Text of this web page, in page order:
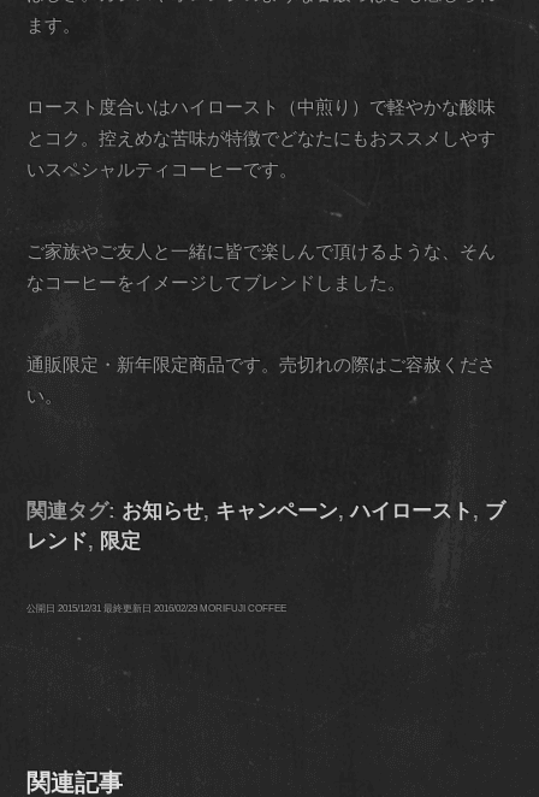
ます。
ロースト度合いはハイロースト（中煎り）で軽やかな酸味
とコク。控えめな苦味が特徴でどなたにもおススメしやす
いスペシャルティコーヒーです。
ご家族やご友人と一緒に皆で楽しんで頂けるような、そん
なコーヒーをイメージしてブレンドしました。
通販限定・新年限定商品です。売切れの際はご容赦くださ
い。
関連タグ: お知らせ, キャンペーン,ハイロースト , ブ
レンド, 限定
公開日2015/12/31 最終更新日2016/02/29 MORIFUJI COFFEE
関連記事